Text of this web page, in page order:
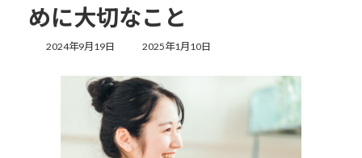
めに大切なこと
2024年9月19日
最
更
新
日
時
:
2025年1月10日